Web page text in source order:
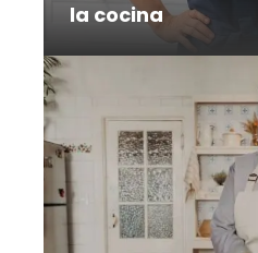
la cocina
En una época en la
adaptarse a un ritmo
más acelerado, la
mexicana Pía
elGourmet con
serie que celebra
creativa y llena de